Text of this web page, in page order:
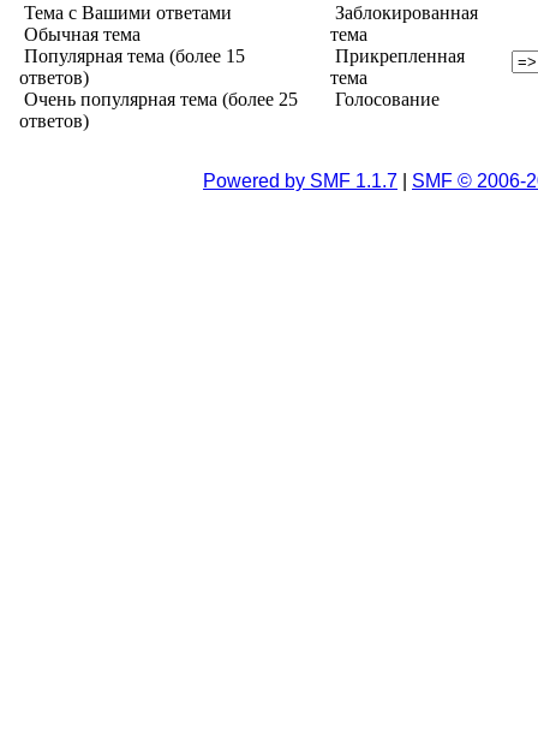
Тема с Вашими ответами
Обычная тема
Популярная тема (более 15
ответов)
Очень популярная тема (более 25
ответов)
Заблокированная
тема
Прикрепленная
тема
Голосование
Powered by SMF 1.1.7 SMF © 2006-